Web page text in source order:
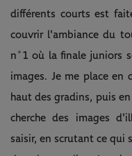
différents courts est
couvrir l'ambiance du
n˚1 où la finale juniors
images. Je me place
haut des gradins, puis
cherche des images
saisir, en scrutant ce qui